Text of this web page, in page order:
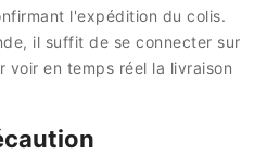
l'expédition du colis.
il suffit de se connecter sur
voir en temps réel la livraison